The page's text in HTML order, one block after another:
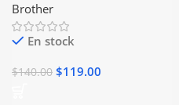
Brother
En stock
$140.00 $119.00